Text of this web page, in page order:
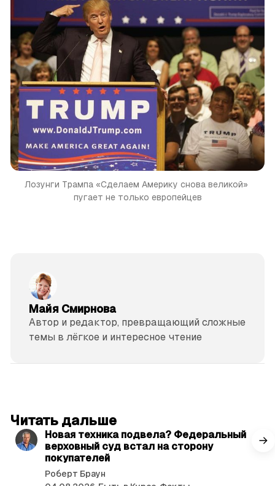
Лозунги Трампа «Сделаем Америку снова великой»
пугает не только европейцев
Майя Смирнова
Автор и редактор, превращающий сложные
темы в лёгкое и интересное чтение
Читать дальше
Новая техника подвела? Федеральный
верховный суд встал на сторону
покупателей
Роберт Браун